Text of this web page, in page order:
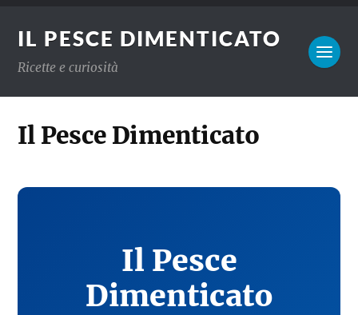
IL PESCE DIMENTICATO
Ricette e curiosità
Il Pesce Dimenticato
Il Pesce
Dimenticato